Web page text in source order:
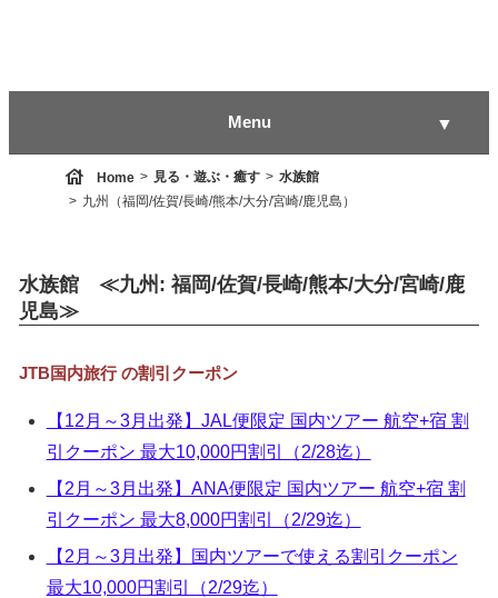
Menu ▼
▼
▼
house Home 見る・遊ぶ・癒す
水族館
九州（福岡/佐賀/長崎/熊本/大分/宮崎/鹿児島）
水族館 ≪九州: 福岡/佐賀/長崎/熊本/大分/宮崎/鹿
児島≫
JTB国内旅行 の割引クーポン
【12月～3月出発】JAL便限定 国内ツアー 航空+宿 割
引クーポン 最大10,000円割引（2/28迄）
【2月～3月出発】ANA便限定 国内ツアー 航空+宿 割
引クーポン 最大8,000円割引（2/29迄）
【2月～3月出発】国内ツアーで使える割引クーポン
最大10,000円割引（2/29迄）